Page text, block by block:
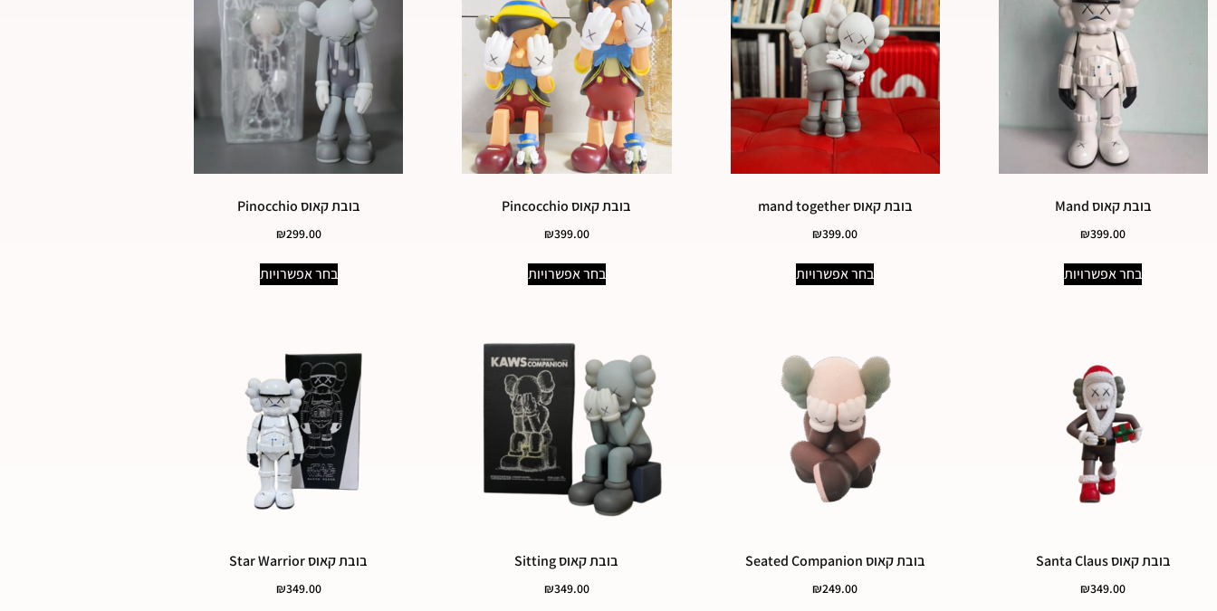
בובת קאוס Mand
₪399.00
בחר אפשרויות
בובת קאוס mand together
₪399.00
בחר אפשרויות
בובת קאוס Pincocchio
₪399.00
בחר אפשרויות
בובת קאוס Pinocchio
₪299.00
בחר אפשרויות
בובת קאוס Santa Claus
₪349.00
בובת קאוס Seated Companion
₪249.00
בובת קאוס Sitting
₪349.00
בובת קאוס Star Warrior
₪349.00